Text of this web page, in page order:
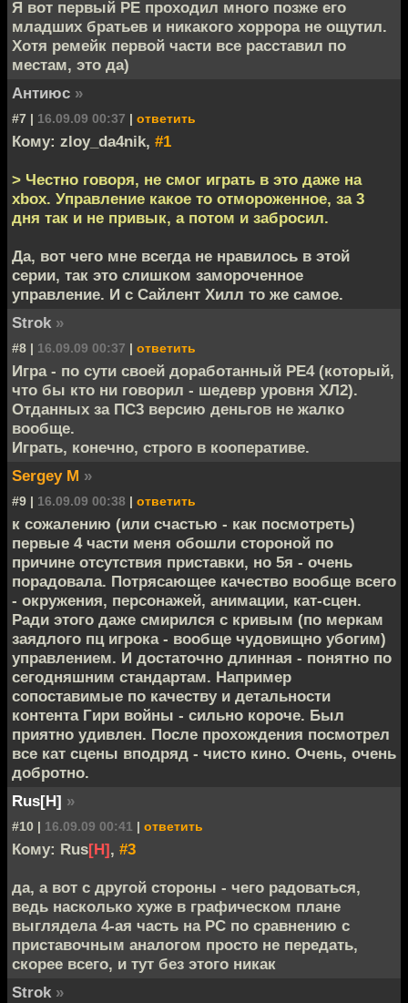
Я вот первый РЕ проходил много позже его
младших братьев и никакого хоррора не ощутил.
Хотя ремейк первой части все расставил по
местам, это да)
Антиюс »
#7 | 16.09.09 00:37 | ответить
Кому: zloy_da4nik, #1
> Честно говоря, не смог играть в это даже на
xbox. Управление какое то отмороженное, за 3
дня так и не привык, а потом и забросил.
Да, вот чего мне всегда не нравилось в этой
серии, так это слишком замороченное
управление. И с Сайлент Хилл то же самое.
Strok »
#8 | 16.09.09 00:37 | ответить
Игра - по сути своей доработанный РЕ4 (который,
что бы кто ни говорил - шедевр уровня ХЛ2).
Отданных за ПС3 версию деньгов не жалко
вообще.
Играть, конечно, строго в кооперативе.
Sergey M »
#9 | 16.09.09 00:38 | ответить
к сожалению (или счастью - как посмотреть)
первые 4 части меня обошли стороной по
причине отсутствия приставки, но 5я - очень
порадовала. Потрясающее качество вообще всего
- окружения, персонажей, анимации, кат-сцен.
Ради этого даже смирился с кривым (по меркам
заядлого пц игрока - вообще чудовищно убогим)
управлением. И достаточно длинная - понятно по
сегодняшним стандартам. Например
сопоставимые по качеству и детальности
контента Гири войны - сильно короче. Был
приятно удивлен. После прохождения посмотрел
все кат сцены вподряд - чисто кино. Очень, очень
добротно.
Rus[H] »
#10 | 16.09.09 00:41 | ответить
Кому: Rus[H], #3
да, а вот с другой стороны - чего радоваться,
ведь насколько хуже в графическом плане
выглядела 4-ая часть на PC по сравнению с
приставочным аналогом просто не передать,
скорее всего, и тут без этого никак
Strok »